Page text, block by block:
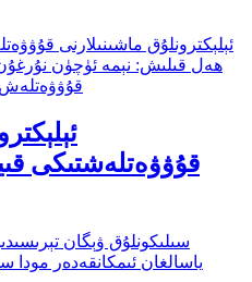
قۇۋۋەتلەشتىكى